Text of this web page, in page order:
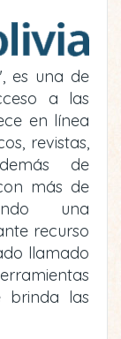
es una de
a las
en línea
revistas,
de
más de
una
recurso
llamado
brinda las